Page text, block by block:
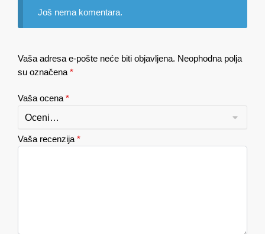
Još nema komentara.
Vaša adresa e-pošte neće biti objavljena. Neophodna polja
su označena *
Vaša ocena *
Vaša recenzija *